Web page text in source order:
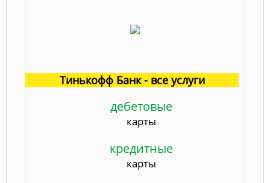
Тинькофф Банк - все услуги
дебетовые
карты
кредитные
карты